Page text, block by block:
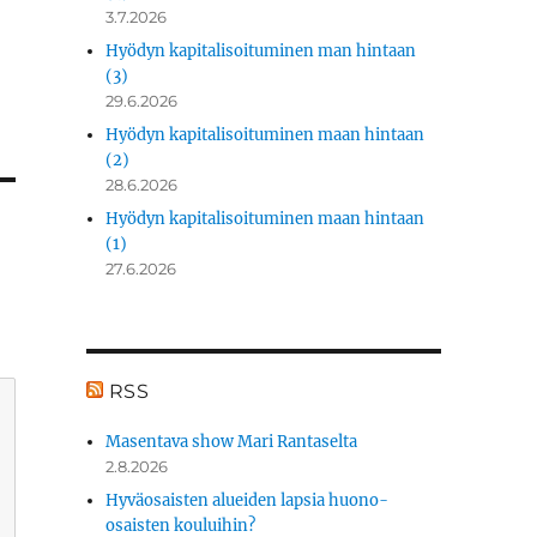
3.7.2026
Hyödyn kapitalisoituminen man hintaan
(3)
29.6.2026
Hyödyn kapitalisoituminen maan hintaan
(2)
28.6.2026
Hyödyn kapitalisoituminen maan hintaan
(1)
27.6.2026
RSS
Masentava show Mari Rantaselta
2.8.2026
Hyväosaisten alueiden lapsia huono-
osaisten kouluihin?